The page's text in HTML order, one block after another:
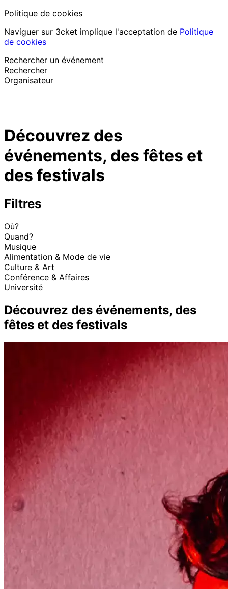
Politique de cookies
Naviguer sur 3cket implique l'acceptation de Politique
de cookies
Rechercher un événement
Rechercher
Organisateur
Assistance au participantJ’ai perdu mon billet
LoginPromouvoir événement
Découvrez des
événements, des fêtes et
des festivals
Filtres
Où?
Quand?
Musique
Alimentation & Mode de vie
Culture & Art
Conférence & Affaires
Université
Découvrez des événements, des
fêtes et des festivals